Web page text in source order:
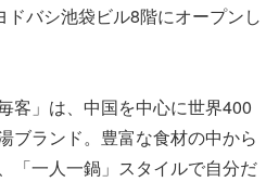
バシ池袋ビル8階にオープンし
客」は、中国を中心に世界400
ブランド。豊富な食材の中から
「一人一鍋」スタイルで自分だ